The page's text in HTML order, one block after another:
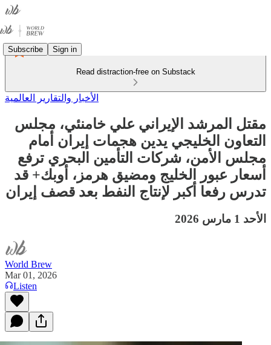
Subscribe Sign in
Read distraction-free on Substack
الأخبار والتقارير العالمية
مقتل المرشد الإيراني علي خامنئي، مجلس
التعاون الخليجي يدين هجمات إيران أمام
مجلس الأمن، شركات التأمين البحري ترفع
أسعار عبور الخليج ومضيق هرمز، أوبك+ قد
تدرس رفعا أكبر لإنتاج النفط بعد قصف إيران
الأحد 1 مارس 2026
World Brew
Mar 01, 2026
Listen